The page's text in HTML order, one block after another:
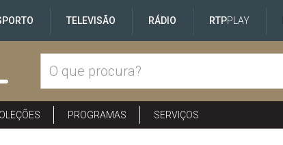
TELEVISÃO RÁDIO RTPPLAY
PROGRAMAS SERVIÇOS